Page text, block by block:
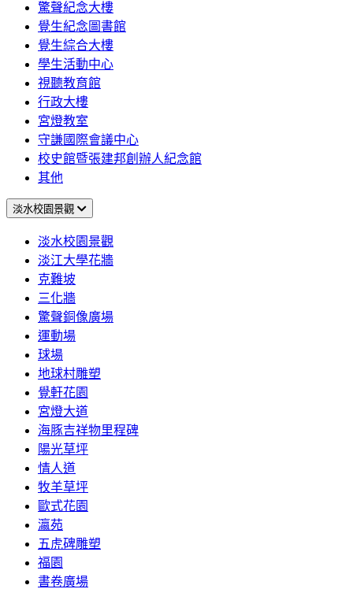
驚聲紀念大樓
覺生紀念圖書館
覺生綜合大樓
學生活動中心
視聽教育館
行政大樓
宮燈教室
守謙國際會議中心
校史館暨張建邦創辦人紀念館
其他
淡水校園景觀
淡水校園景觀
淡江大學花牆
克難坡
三化牆
驚聲銅像廣場
運動場
球場
地球村雕塑
覺軒花園
宮燈大道
海豚吉祥物里程碑
陽光草坪
情人道
牧羊草坪
歐式花園
瀛苑
五虎碑雕塑
福園
書卷廣場